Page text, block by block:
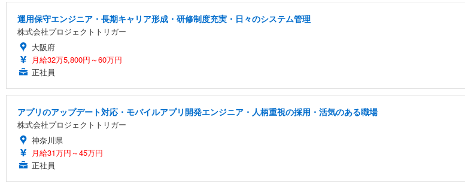
運用保守エンジニア・長期キャリア形成・研修制度充実・日々のシステム管理
株式会社プロジェクトトリガー
大阪府
月給32万5,800円～60万円
正社員
アプリのアップデート対応・モバイルアプリ開発エンジニア・人柄重視の採用・活気のある職場
株式会社プロジェクトトリガー
神奈川県
月給31万円～45万円
正社員